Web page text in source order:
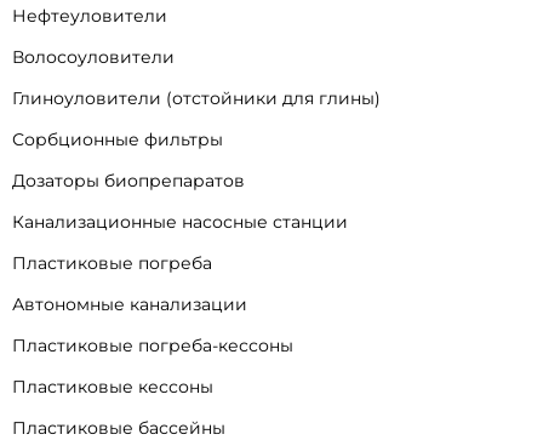
Нефтеуловители
Волосоуловители
Глиноуловители (отстойники для глины)
Сорбционные фильтры
Дозаторы биопрепаратов
Канализационные насосные станции
Пластиковые погреба
Автономные канализации
Пластиковые погреба-кессоны
Пластиковые кессоны
Пластиковые бассейны